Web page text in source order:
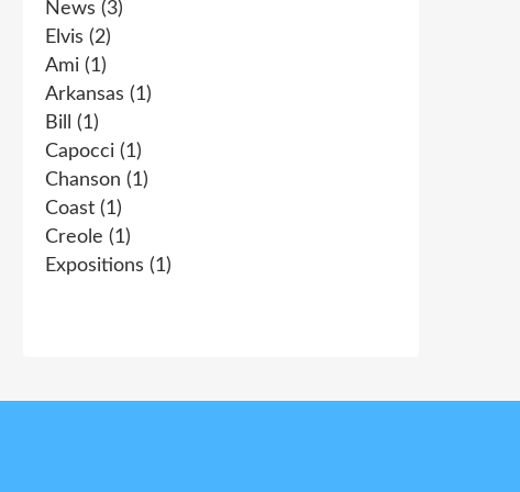
News (3)
Elvis (2)
Ami (1)
Arkansas (1)
Bill
(1)
Capocci (1)
Chanson (1)
Coast (1)
Creole (1)
Expositions (1)